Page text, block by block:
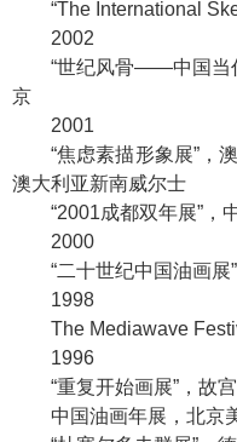
“The International
2002
“世纪风骨——中国当代
京
2001
“焦虑素描形象展”，澳
澳大利亚新南威尔士
“2001成都双年展”，
2000
“二十世纪中国油画展”
1998
The Mediawave
1996
“重复开始画展”，故宫
中国油画年展，北京